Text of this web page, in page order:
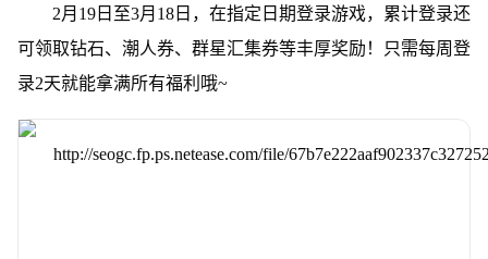
2月19日至3月18日，在指定日期登录游戏，累计登录还
可领取钻石、潮人券、群星汇集券等丰厚奖励！只需每周登
录2天就能拿满所有福利哦~